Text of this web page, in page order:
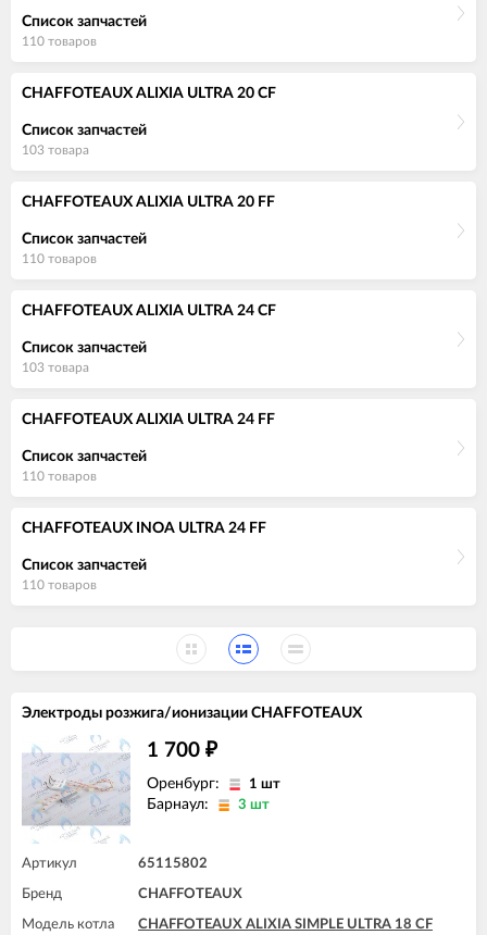
Список запчастей
110 товаров
CHAFFOTEAUX ALIXIA ULTRA 20 CF
Список запчастей
103 товара
CHAFFOTEAUX ALIXIA ULTRA 20 FF
Список запчастей
110 товаров
CHAFFOTEAUX ALIXIA ULTRA 24 CF
Список запчастей
103 товара
CHAFFOTEAUX ALIXIA ULTRA 24 FF
Список запчастей
110 товаров
CHAFFOTEAUX INOA ULTRA 24 FF
Список запчастей
110 товаров
Электроды розжига/ионизации CHAFFOTEAUX
1 700 ₽
Оренбург: 1 шт
Барнаул: 3 шт
Артикул 65115802
Бренд CHAFFOTEAUX
Модель котла
CHAFFOTEAUX ALIXIA SIMPLE ULTRA 18 CF